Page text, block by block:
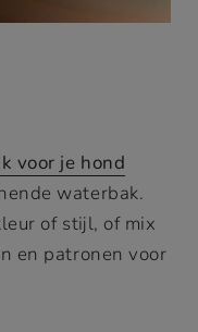
voor je hond
waterbak.
of stijl, of mix
en patronen voor